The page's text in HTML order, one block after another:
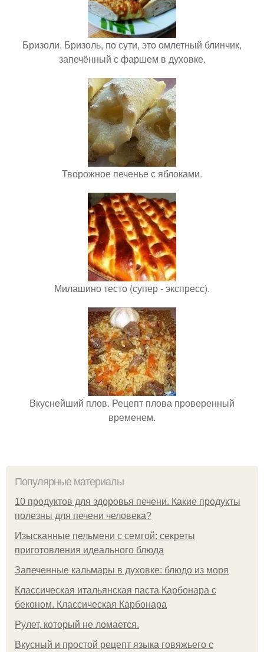
Бризоли. Бризоль, по сути, это омлетный блинчик,
запечённый с фаршем в духовке.
Творожное печенье с яблоками.
Милашино тесто (супер - экспресс).
Вкуснейший плов. Рецепт плова проверенный
временем.
Популярные материалы
10 продуктов для здоровья печени. Какие продукты
полезны для печени человека?
Изысканные пельмени с семгой: секреты
приготовления идеального блюда
Запеченные кальмары в духовке: блюдо из моря
Классическая итальянская паста Карбонара с
беконом. Классическая Карбонара
Рулет, который не ломается.
Вкусный и простой рецепт языка говяжьего с